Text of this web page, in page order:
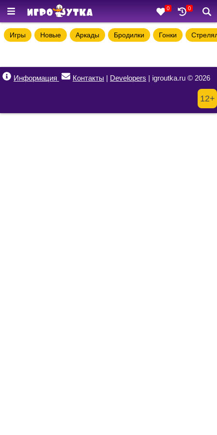
0 0
Игры Новые Аркады Бродилки Гонки
Информация Контакты | Developers | igroutka.ru © 2026
12+